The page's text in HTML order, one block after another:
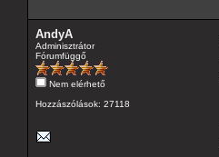
AndyA
Adminisztrátor
Fórumfüggő
Nem elérhető
Hozzászólások: 27118